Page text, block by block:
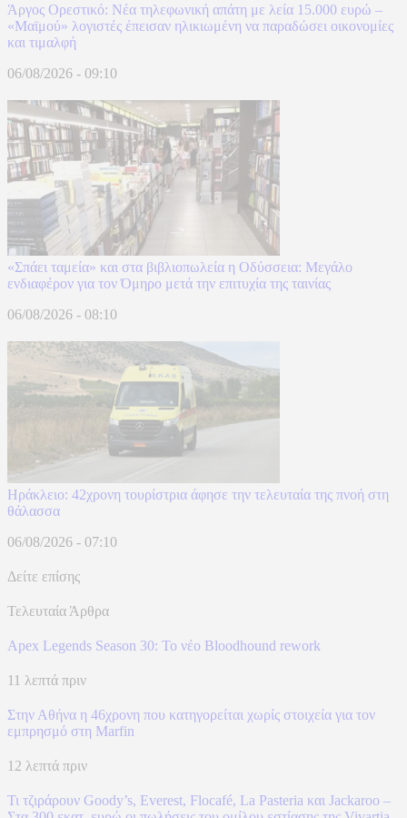
Άργος Ορεστικό: Νέα τηλεφωνική απάτη με λεία 15.000 ευρώ –
«Μαϊμού» λογιστές έπεισαν ηλικιωμένη να παραδώσει οικονομίες
και τιμαλφή
06/08/2026 - 09:10
«Σπάει ταμεία» και στα βιβλιοπωλεία η Οδύσσεια: Μεγάλο
ενδιαφέρον για τον Όμηρο μετά την επιτυχία της ταινίας
06/08/2026 - 08:10
Ηράκλειο: 42χρονη τουρίστρια άφησε την τελευταία της πνοή στη
θάλασσα
06/08/2026 - 07:10
Δείτε επίσης
Τελευταία Άρθρα
Apex Legends Season 30: Το νέο Bloodhound rework
11 λεπτά πριν
Στην Αθήνα η 46χρονη που κατηγορείται χωρίς στοιχεία για τον
εμπρησμό στη Marfin
12 λεπτά πριν
Τι τζιράρουν Goody’s, Everest, Flocafé, La Pasteria και Jackaroo –